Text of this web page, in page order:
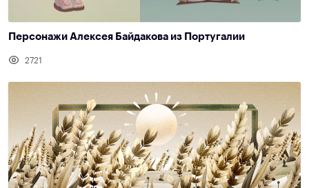
Персонажи Алексея Байдакова из Португалии
2721